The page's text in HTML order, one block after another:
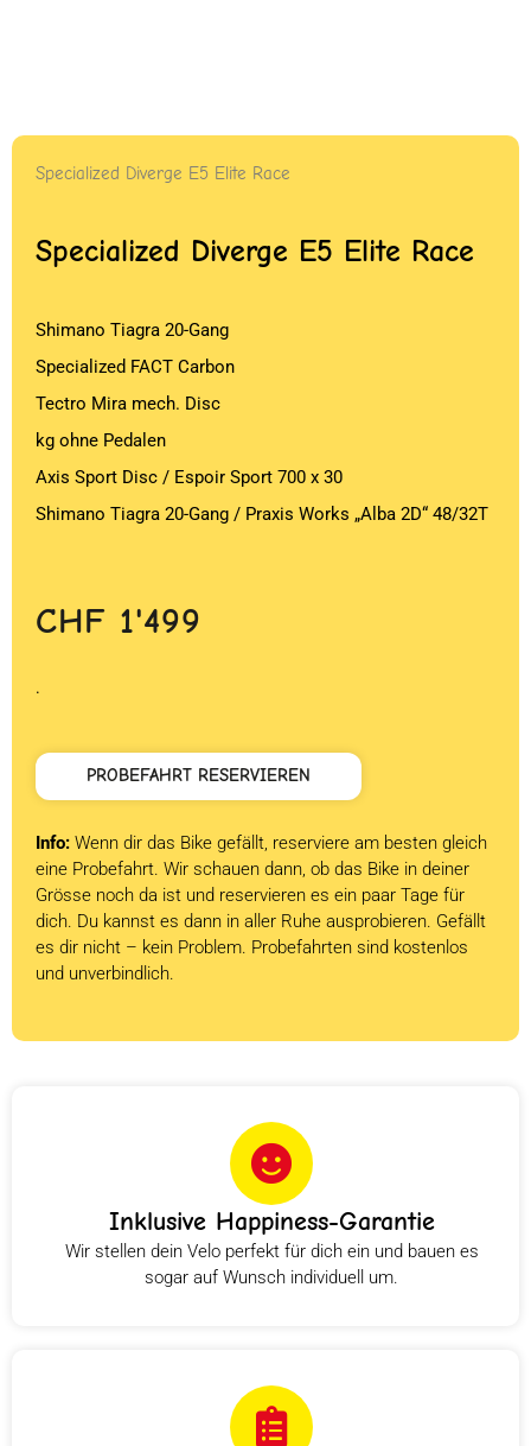
Specialized Diverge E5 Elite Race
Specialized Diverge E5 Elite Race
Shimano Tiagra 20-Gang
Specialized FACT Carbon
Tectro Mira mech. Disc
kg ohne Pedalen
Axis Sport Disc / Espoir Sport 700 x 30
Shimano Tiagra 20-Gang / Praxis Works „Alba 2D“ 48/32T
CHF 1'499
.
PROBEFAHRT RESERVIEREN
Info: Wenn dir das Bike gefällt, reserviere am besten gleich
eine Probefahrt. Wir schauen dann, ob das Bike in deiner
Grösse noch da ist und reservieren es ein paar Tage für
dich. Du kannst es dann in aller Ruhe ausprobieren. Gefällt
es dir nicht – kein Problem. Probefahrten sind kostenlos
und unverbindlich.
Inklusive Happiness-Garantie
Wir stellen dein Velo perfekt für dich ein und bauen es
sogar auf Wunsch individuell um.